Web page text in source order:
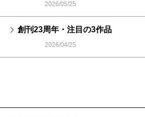
2026/05/25
創刊23周年・注目の3作品
2026/04/25